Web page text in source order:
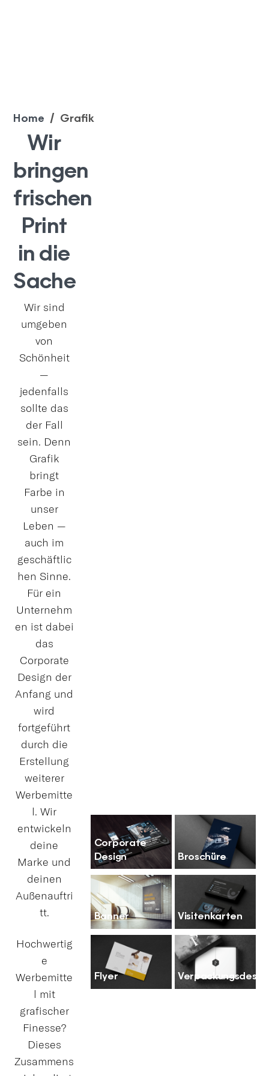
Home / Grafik
Corporate
Design
Broschüre
Banner Visitenkarten
Flyer
Wir
bringen
frischen
Print
in die
Sache
Wir sind
umgeben
von
Schönheit
—
jedenfalls
sollte das
der Fall
sein. Denn
Grafik
bringt
Farbe in
unser
Leben —
auch im
geschäftlic
hen Sinne.
Für ein
Unternehm
en ist dabei
das
Corporate
Design der
Anfang und
wird
fortgeführt
durch die
Erstellung
weiterer
Werbemitte
l. Wir
entwickeln
deine
Marke und
deinen
Außenauftri
tt.
Hochwertig
e
Werbemitte
l mit
grafischer
Finesse?
Dieses
Zusammens